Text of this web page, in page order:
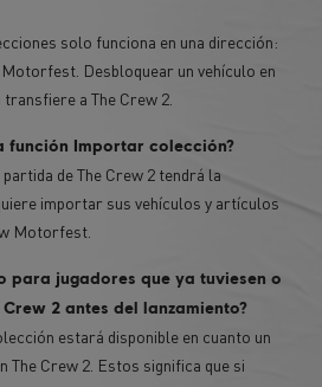
solo funciona en una dirección:
Motorfest. Desbloquear un vehículo en
a The Crew 2.
función Importar colección?
de The Crew 2 tendrá la
importar sus vehículos y artículos
Motorfest.
para jugadores que ya tuviesen o
2 antes del lanzamiento?
estará disponible en cuanto un
The Crew 2. Estos significa que si